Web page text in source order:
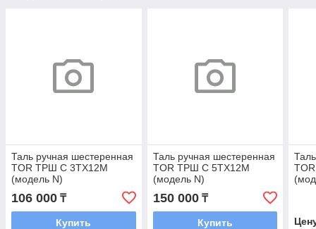
Таль ручная шестеренная
TOR ТРШ C 3ТХ12М
(модель N)
106 000 ₸
Купить
Таль ручная шестеренная
TOR ТРШ C 5ТХ12М
(модель N)
150 000₸
Купить